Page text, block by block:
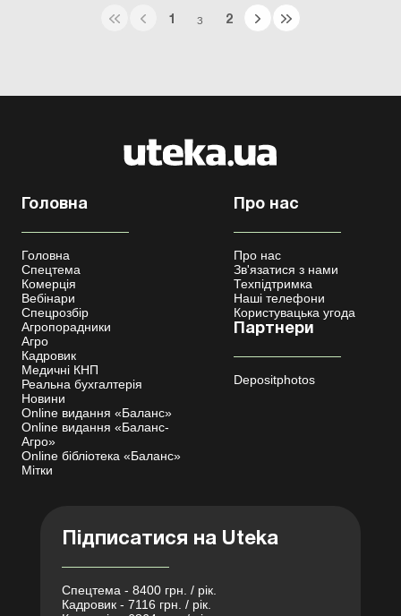
1 З 2
Головна
Головна
Спецтема
Комерція
Вебінари
Спецрозбір
Агропорадники
Агро
Кадровик
Медичні КНП
Реальна бухгалтерія
Новини
Online видання «Баланс»
Online видання «Баланс-
Агро»
Online бібліотека «Баланс»
Мітки
Про нас
Про нас
Зв'язатися з нами
Техпідтримка
Наші телефони
Користувацька угода
Партнери
Depositphotos
Підписатися на Uteka
Спецтема - 8400 грн. / рік.
Кадровик - 7116 грн. / рік.